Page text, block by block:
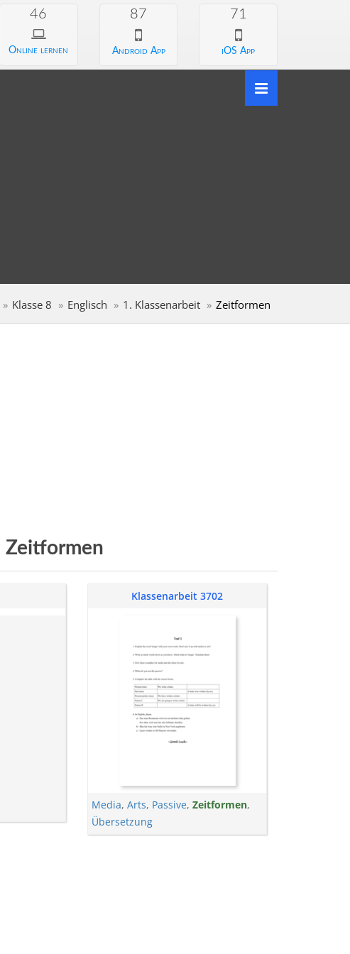
46
Online lernen
87
Android App
71
iOS App
Klasse 8 Englisch 1. Klassenarbeit Zeitformen
Zeitformen
Klassenarbeit 3702
Media,Arts, Passive,Zeitformen,
Übersetzung